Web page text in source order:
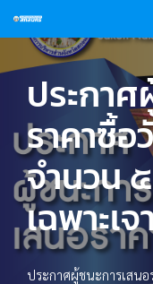
Skip
to
content
ประกาศ
ราคาซื้
จำนวน
เฉพาะเจ
ประกาศผู้ชนะการเสนอ